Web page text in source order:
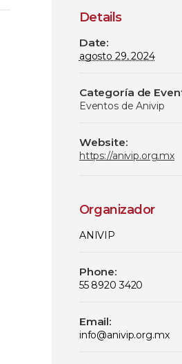
Details
Date:
agosto 29, 2024
Categoría de
Eventos de Anivip
Website:
https://anivip.org.mx
Organizador
ANIVIP
Phone:
55 8920 3420
Email:
info@anivip.org.mx